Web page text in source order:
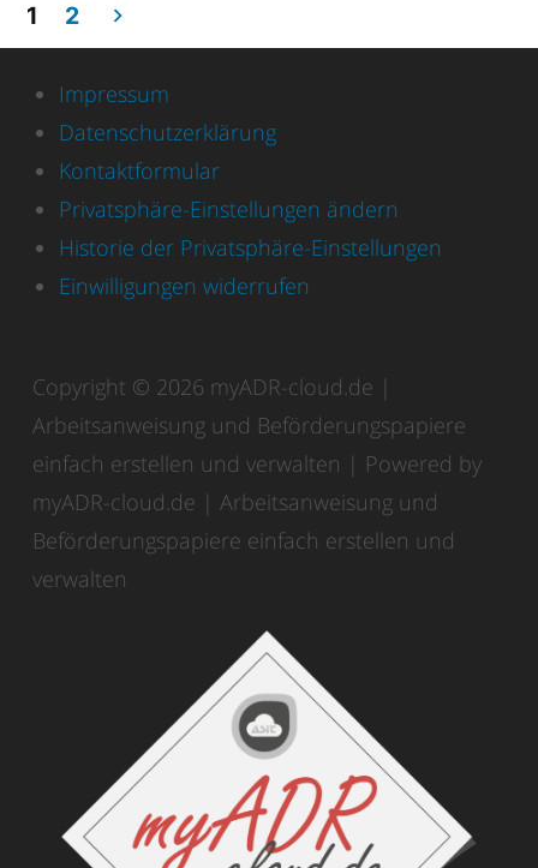
1 2
Impressum
Datenschutzerklärung
Kontaktformular
Privatsphäre-Einstellungen ändern
Historie der Privatsphäre-Einstellungen
Einwilligungen widerrufen
Copyright © 2026 myADR-cloud.de |
Arbeitsanweisung und Beförderungspapiere
einfach erstellen und verwalten | Powered by
myADR-cloud.de | Arbeitsanweisung und
Beförderungspapiere einfach erstellen und
verwalten